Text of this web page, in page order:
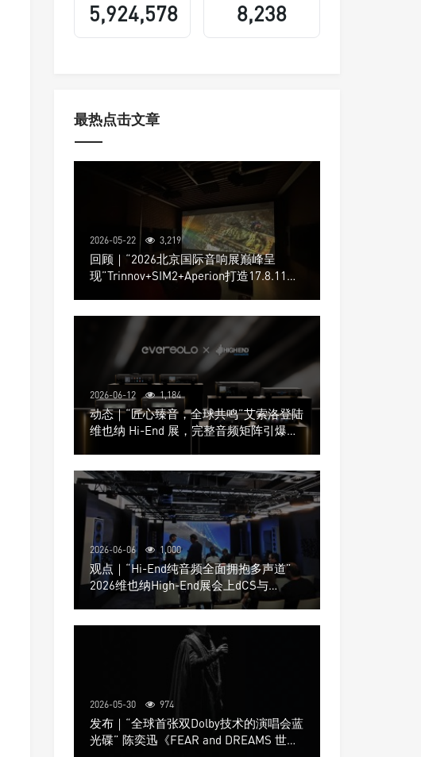
5,924,578 8,238
最热点击文章
2026-05-22 3,219
回顾｜“2026北京国际音响展巅峰呈
现”Trinnov+SIM2+Aperion打造17.8.11声
2026-06-12 1,184
动态｜“匠心臻音，全球共鸣”艾索洛登陆
维也纳 Hi-End 展，完整音频矩阵引爆关
2026-06-06 1,000
观点｜“Hi-End纯音频全面拥抱多声道”
2026维也纳High-End展会上dCS与
Trinnov Audio搭建多声道演示系统
2026-05-30 974
发布｜“全球首张双Dolby技术的演唱会蓝
光碟” 陈奕迅《FEAR and DREAMS 世界